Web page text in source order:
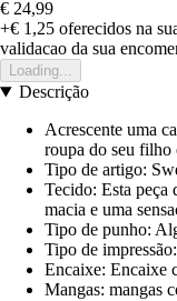
€ 24,99
+€ 1,25 oferecidos na
validacao da sua
Loading...
Descrição
Acrescente uma
roupa do seu filho
Tipo de artigo:
Tecido: Esta peça
macia e uma
Tipo de punho:
Tipo de
Encaixe: Encaixe
Mangas: mangas